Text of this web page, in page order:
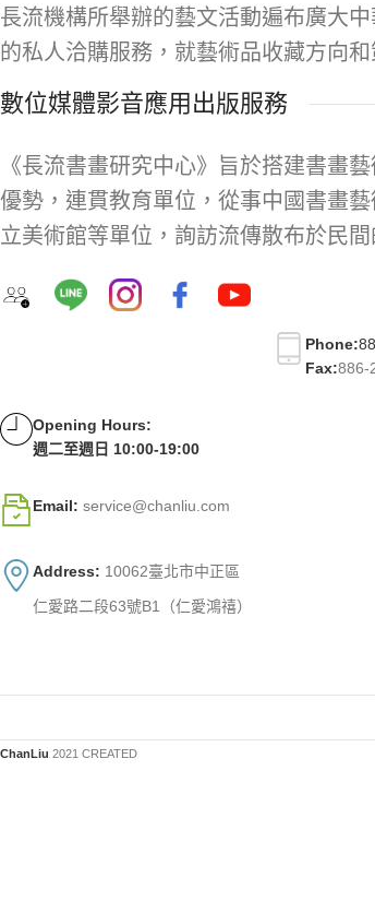
長流機構所舉辦的藝文活動遍布廣大
的私人洽購服務，就藝術品收藏方向
數位媒體影音應用出版服務
《長流書畫研究中心》旨於搭建書畫
優勢，連貫教育單位，從事中國書畫
立美術館等單位，詢訪流傳散布於民
Phone:
Fax:886-
Opening Hours:
週二至週日 10:00-19:00
Email: service@chanliu.com
Address: 10062臺北市中正區
仁愛路二段63號B1（仁愛鴻禧）
ChanLiu 2021 CREATED